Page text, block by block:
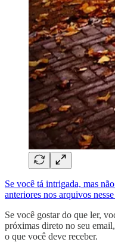
Se você tá intrigada, mas
anteriores nos arquivos
Se você gostar do que ler,
próximas direto no seu
o que você deve receber.